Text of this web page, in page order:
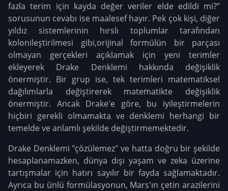
fazla terim için kayda değer veriler elde edildi mi?”
sorusunun cevabı ise maalesef hayır. Pek çok kişi, diğer
yıldız sistemlerinin hırslı toplumlar tarafından
kolonileştirilmesi gibi,orijinal formülün bir parçası
olmayan gerçekleri açıklamak için yeni terimler
ekleyerek Drake Denklemi hakkında değişiklik
önermiştir. Bir grup ise, tek terimleri matematiksel
dağılımlarla değiştirerek matematikte değişiklik
önermiştir. Ancak Drake'e göre, bu iyileştirmelerin
hiçbiri gerekli olmamakta ve denklemi herhangi bir
temelde ve anlamlı şekilde değiştirmemektedir.
Drake Denklemi "çözülemez" ve hatta doğru bir şekilde
hesaplanamazken, dünya dışı yaşam ve zeka üzerine
tartışmalar için hatırı sayılır bir fayda sağlamaktadır.
Ayrıca bu ünlü formülasyonun, Mars'ın çetin arazilerini